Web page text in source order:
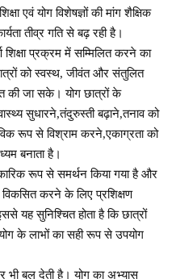
एवं योग विशेषज्ञों की मांग शैक्षिक
तीव्र गति से बढ़ रही है।
शिक्षा प्रक्रम में सम्मिलित करने का
को स्वस्थ, जीवंत और संतुलित
की जा सके। योग छात्रों के
सुधारने,तंदुरुस्ती बढ़ाने,तनाव को
रूप से विश्राम करने,एकाग्रता को
बनाता है।
रूप से समर्थन किया गया है और
विकसित करने के लिए प्रशिक्षण
यह सुनिश्चित होता है कि छात्रों
के लाभों का सही रूप से उपयोग
पर भी बल देती है। योग का अभ्यास